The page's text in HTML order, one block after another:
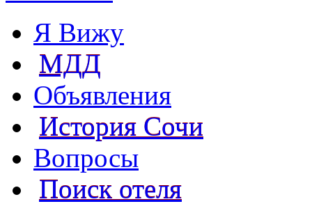
Я Вижу
МДД
Объявления
История Сочи
Вопросы
Поиск отеля